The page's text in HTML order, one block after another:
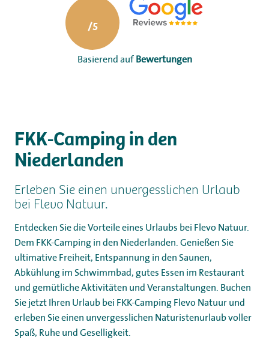
Basierend auf Bewertungen
FKK-Camping in den
Niederlanden
Erleben Sie einen unvergesslichen Urlaub
bei Flevo Natuur.
Entdecken Sie die Vorteile eines Urlaubs bei Flevo Natuur.
Dem FKK-Camping in den Niederlanden. Genießen Sie
ultimative Freiheit, Entspannung in den Saunen,
Abkühlung im Schwimmbad, gutes Essen im Restaurant
und gemütliche Aktivitäten und Veranstaltungen. Buchen
Sie jetzt Ihren Urlaub bei FKK-Camping Flevo Natuur und
erleben Sie einen unvergesslichen Naturistenurlaub voller
Spaß, Ruhe und Geselligkeit.